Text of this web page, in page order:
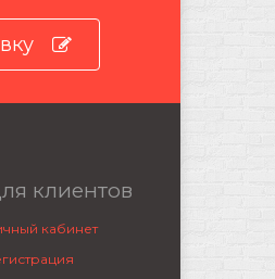
клиентов
кабинет